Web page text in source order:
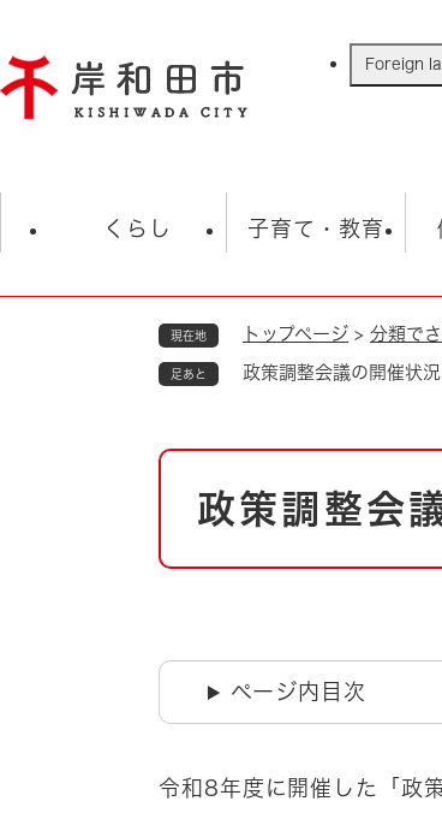
ジ
の
Foreign
くらし
住民票
ごみ・衛生・動物 救急・
防災・防犯 上水道
自然・環境・公園
男女共同参画
地域コ
国際交
子育て・教育
学校 観光
現在地 トップページ > 分類で
足あと 政策調整会議の開催状
本
政策調整会
ページ内目次
令和8年度に開催した「政